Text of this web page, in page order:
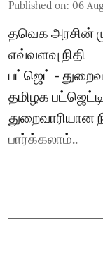
Published on: 06
தவெக அரசின்
எவ்வளவு நிதி
பட்ஜெட் -
தமிழக
துறைவாரியான
பார்க்கலாம்..